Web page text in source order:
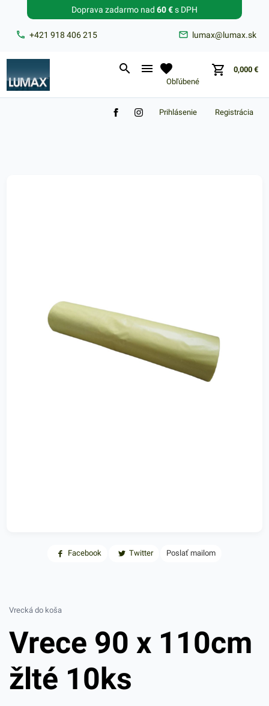
+421 918 406 215 lumax@lumax.sk
Doprava zadarmo nad 60 €s DPH
Obľúbené
0,000 €
Zabudnuté heslo?
Registrácia
Prihlásenie
Facebook Twitter Poslať mailom
Vrecká do koša
Vrece 90 x 110cm
žlté 10ks